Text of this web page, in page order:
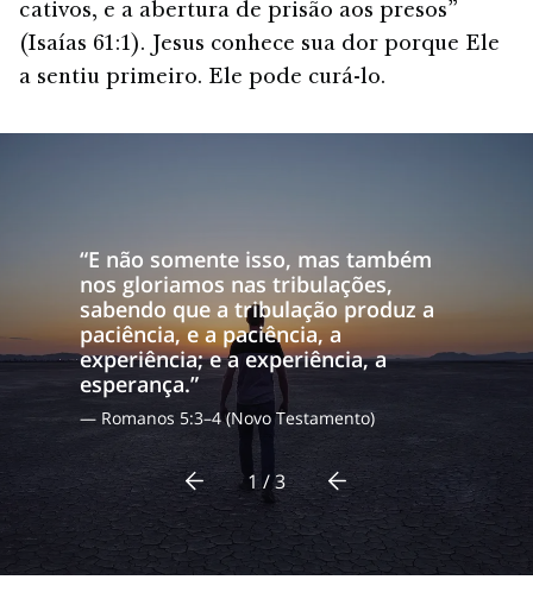
cativos, e a abertura de prisão aos presos”
(Isaías 61:1). Jesus conhece sua dor porque Ele
a sentiu primeiro. Ele pode curá-lo.
“E não somente isso, mas também
nos gloriamos nas tribulações,
sabendo que a tribulação produz a
paciência, e a paciência, a
experiência; e a experiência, a
esperança.”
— Romanos 5:3–4 (Novo Testamento)
1 / 3